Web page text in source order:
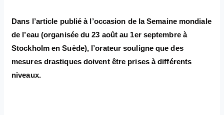
Dans l’article publié à l’occasion de la Semaine mondiale
de l’eau (organisée du 23 août au 1er septembre à
Stockholm en Suède), l’orateur souligne que des
mesures drastiques doivent être prises à différents
niveaux.